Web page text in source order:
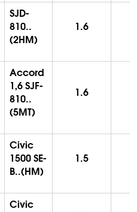
SJD-
810..
(2HM)
1.6
Accord
1,6 SJF-
810..
(5MT)
1.6
Civic
1500 SE-
B..(HM)
1.5
Civic